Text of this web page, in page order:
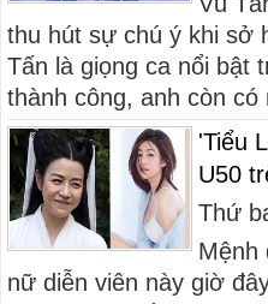
thu hút sự chú ý khi sở
Tấn là giọng ca nổi bật
thành công, anh còn
'Tiểu
U50
Thứ
Mệnh
nữ diễn viên này giờ